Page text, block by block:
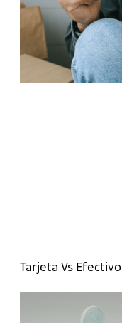
Tarjeta Vs Efectivo